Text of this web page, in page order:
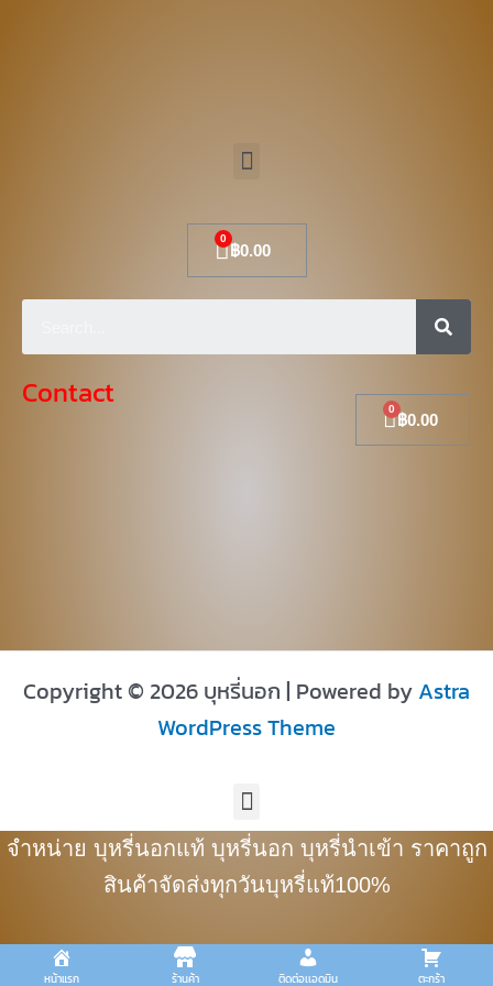
Menu
฿0.00
Cart
Contact
Copyright © 2026 บุหรี่นอก | Powered by Astra
WordPress Theme
Menu
฿0.00
Cart
จำหน่าย บุหรี่นอกแท้ บุหรี่นอก บุหรี่นำเข้า ราคาถูก
สินค้าจัดส่งทุกวันบุหรี่แท้100%
หน้าแรก ร้านค้า ติดต่อเเอดมิน ตะกร้า